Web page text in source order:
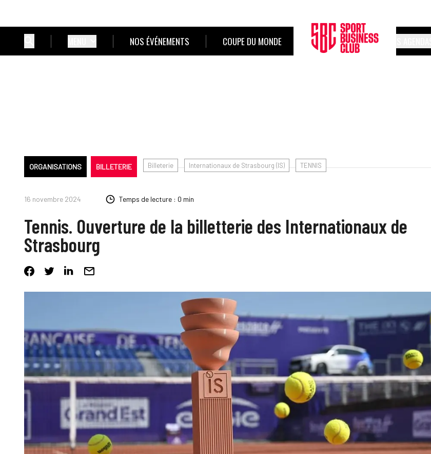
NOS ÉVÉNEMENTS COUPE DU MONDE
ORGANISATIONS BILLETERIE Billeterie Internationaux de Strasbourg (IS) TENNIS
16 novembre 2024 Temps de lecture : 0 min
Tennis. Ouverture de la billetterie des Internationaux de
Strasbourg